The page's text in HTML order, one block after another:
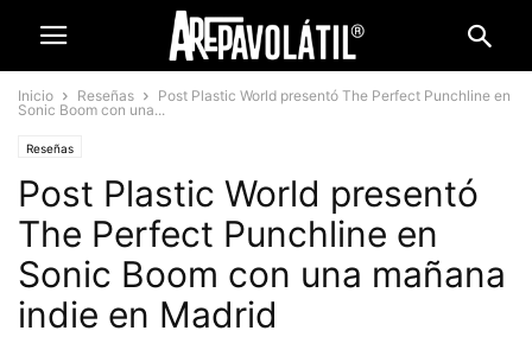
Inicio Reseñas
Post Plastic World presentó The Perfect Punchline en
Sonic Boom con una...
Reseñas
Post Plastic World presentó
The Perfect Punchline en
Sonic Boom con una mañana
indie en Madrid